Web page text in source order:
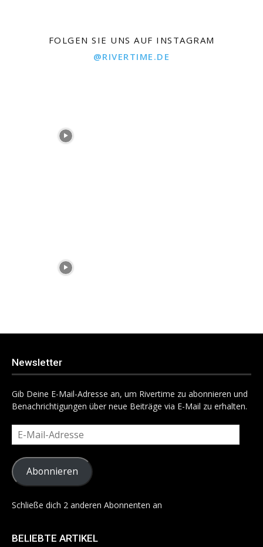
FOLGEN SIE UNS AUF INSTAGRAM
@RIVERTIME.DE
Newsletter
Gib Deine E-Mail-Adresse an, um Rivertime zu abonnieren und
Benachrichtigungen über neue Beiträge via E-Mail zu erhalten.
E-
Mail-
Adresse
Abonnieren
Schließe dich 2 anderen Abonnenten an
BELIEBTE ARTIKEL